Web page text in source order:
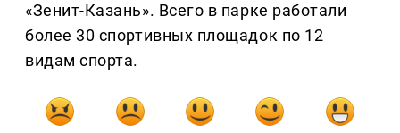
«Зенит-Казань». Всего в парке работали
более 30 спортивных площадок по 12
видам спорта.